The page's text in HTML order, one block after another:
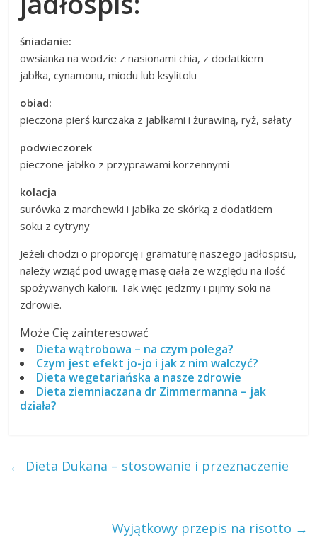
śniadanie:
owsianka na wodzie z nasionami chia, z dodatkiem
jabłka, cynamonu, miodu lub ksylitolu
obiad:
pieczona pierś kurczaka z jabłkami i żurawiną, ryż, sałaty
podwieczorek
pieczone jabłko z przyprawami korzennymi
kolacja
surówka z marchewki i jabłka ze skórką z dodatkiem
soku z cytryny
Jeżeli chodzi o proporcję i gramaturę naszego jadłospisu,
należy wziąć pod uwagę masę ciała ze względu na ilość
spożywanych kalorii. Tak więc jedzmy i pijmy soki na
zdrowie.
Może Cię zainteresować
Dieta wątrobowa – na czym polega?
Czym jest efekt jo-jo i jak z nim walczyć?
Dieta wegetariańska a nasze zdrowie
Dieta ziemniaczana dr Zimmermanna – jak
działa?
← Dieta Dukana – stosowanie i przeznaczenie
Wyjątkowy przepis na risotto →